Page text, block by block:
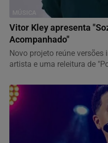
Vitor Kley apresenta
Acompanhado"
Novo projeto reúne
artista e uma releitura de